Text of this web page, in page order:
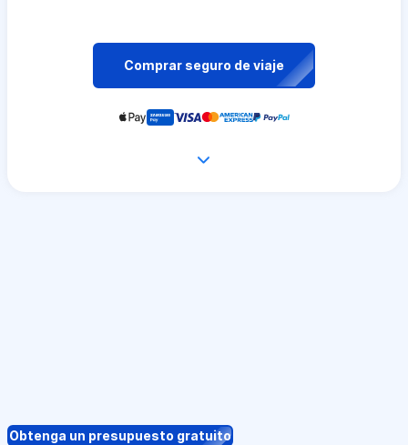
Comprar seguro de viaje
Obtenga un presupuesto gratuito